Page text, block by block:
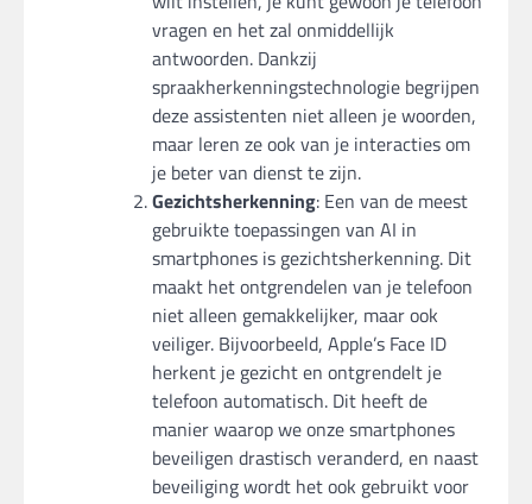
vragen en het zal onmiddellijk
antwoorden. Dankzij
spraakherkenningstechnologie begrijpen
deze assistenten niet alleen je woorden,
maar leren ze ook van je interacties om
je beter van dienst te zijn.
Gezichtsherkenning: Een van de meest
gebruikte toepassingen van AI in
smartphones is gezichtsherkenning. Dit
maakt het ontgrendelen van je telefoon
niet alleen gemakkelijker, maar ook
veiliger. Bijvoorbeeld, Apple’s Face ID
herkent je gezicht en ontgrendelt je
telefoon automatisch. Dit heeft de
manier waarop we onze smartphones
beveiligen drastisch veranderd, en naast
beveiliging wordt het ook gebruikt voor